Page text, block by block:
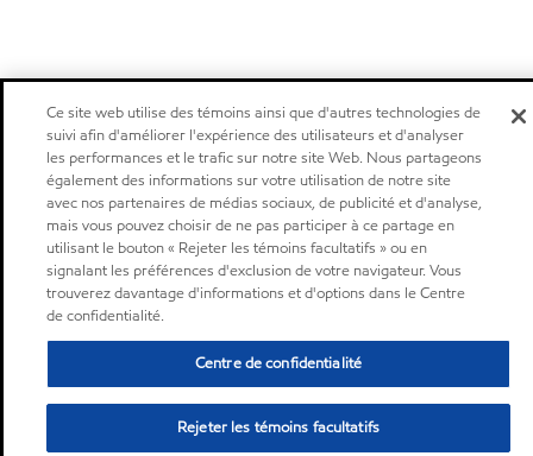
Ce site web utilise des témoins ainsi que d'autres technologies de
suivi afin d'améliorer l'expérience des utilisateurs et d'analyser
les performances et le trafic sur notre site Web. Nous partageons
également des informations sur votre utilisation de notre site
avec nos partenaires de médias sociaux, de publicité et d'analyse,
mais vous pouvez choisir de ne pas participer à ce partage en
utilisant le bouton « Rejeter les témoins facultatifs » ou en
signalant les préférences d'exclusion de votre navigateur. Vous
trouverez davantage d'informations et d'options dans le Centre
de confidentialité.
Centre de confidentialité
Rejeter les témoins facultatifs